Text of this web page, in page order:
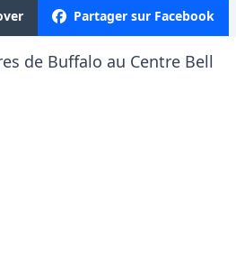
Partager sur Facebook
de Buffalo au Centre Bell